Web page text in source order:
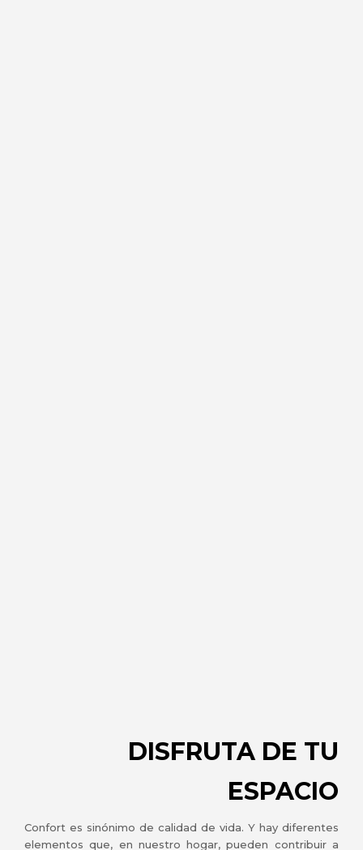
DISFRUTA DE TU
ESPACIO
Confort es sinónimo de calidad de vida. Y hay diferentes
elementos que, en nuestro hogar, pueden contribuir a